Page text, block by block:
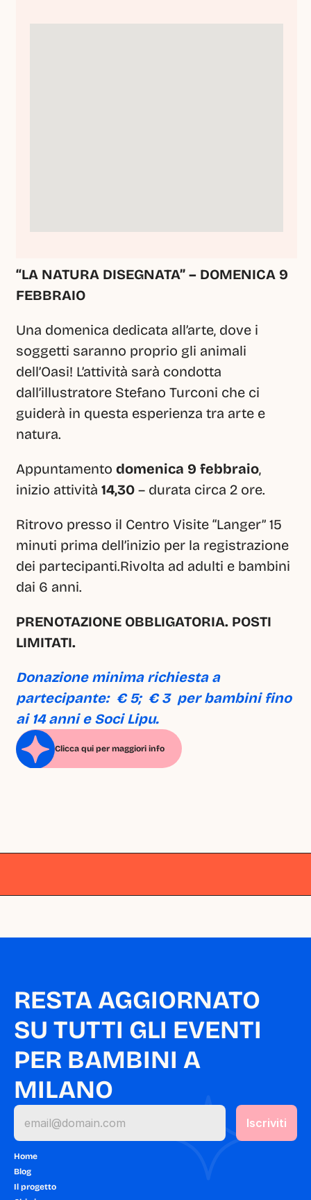
“LA NATURA DISEGNATA” – DOMENICA 9
FEBBRAIO
Una domenica dedicata all’arte, dove i
soggetti saranno proprio gli animali
dell’Oasi! L’attività sarà condotta
dall’illustratore Stefano Turconi che ci
guiderà in questa esperienza tra arte e
natura.
Appuntamento domenica 9 febbraio,
inizio attività 14,30 – durata circa 2 ore.
Ritrovo presso il Centro Visite “Langer” 15
minuti prima dell’inizio per la registrazione
dei partecipanti.Rivolta ad adulti e bambini
dai 6 anni.
PRENOTAZIONE OBBLIGATORIA. POSTI
LIMITATI.
Donazione minima richiesta a
partecipante:  € 5;  € 3  per bambini fino
ai 14 anni e Soci Lipu.
Clicca qui per maggiori info
RESTA AGGIORNATO
SU TUTTI GLI EVENTI
PER BAMBINI A
MILANO
Home
Blog
Il progetto